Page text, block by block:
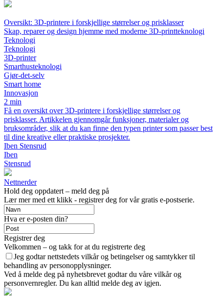
Oversikt: 3D-printere i forskjellige størrelser og prisklasser
Skap, reparer og design hjemme med moderne 3D-printteknologi
Teknologi
Teknologi
3D-printer
Smarthusteknologi
Gjør-det-selv
Smart home
Innovasjon
2 min
Få en oversikt over 3D-printere i forskjellige størrelser og
prisklasser. Artikkelen gjennomgår funksjoner, materialer og
bruksområder, slik at du kan finne den typen printer som passer best
til dine kreative eller praktiske prosjekter.
Iben Stensrud
Iben
Stensrud
Nettnerder
Hold deg oppdatert – meld deg på
Lær mer med ett klikk - registrer deg for vår gratis e-postserie.
Hva er e-posten din?
Registrer deg
Velkommen – og takk for at du registrerte deg
Jeg godtar nettstedets vilkår og betingelser og samtykker til
behandling av personopplysninger.
Ved å melde deg på nyhetsbrevet godtar du våre vilkår og
personvernregler. Du kan alltid melde deg av igjen.